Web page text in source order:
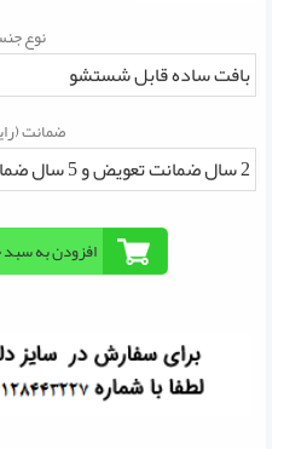
نوع
ضمانت